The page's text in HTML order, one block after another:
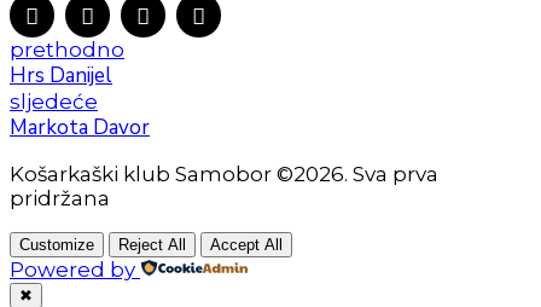
prethodno
Hrs Danijel
sljedeće
Markota Davor
Košarkaški klub Samobor ©2026. Sva prva
pridržana
Customize Reject All Accept All
Powered by
✖